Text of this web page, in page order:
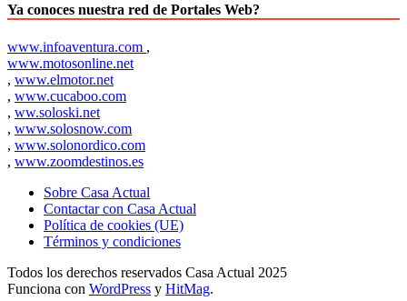
Ya conoces nuestra red de Portales Web?
www.infoaventura.com ,
www.motosonline.net
, www.elmotor.net
, www.cucaboo.com
, ww.soloski.net
, www.solosnow.com
, www.solonordico.com
, www.zoomdestinos.es
Sobre Casa Actual
Contactar con Casa Actual
Política de cookies (UE)
Términos y condiciones
Todos los derechos reservados Casa Actual 2025
Funciona con WordPress y HitMag.